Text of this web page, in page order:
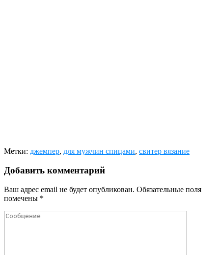
Метки: джемпер, для мужчин спицами, свитер вязание
Добавить комментарий
Ваш адрес email не будет опубликован. Обязательные поля
помечены *